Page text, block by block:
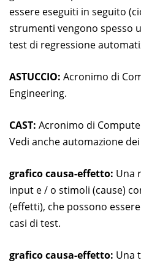
essere eseguiti in seguito
strumenti vengono spesso
test di regressione
ASTUCCIO: Acronimo di
Engineering.
CAST: Acronimo di
Vedi anche automazione
grafico causa-effetto: Una
input e / o stimoli (cause)
(effetti), che possono
casi di test.
grafico causa-effetto: Una